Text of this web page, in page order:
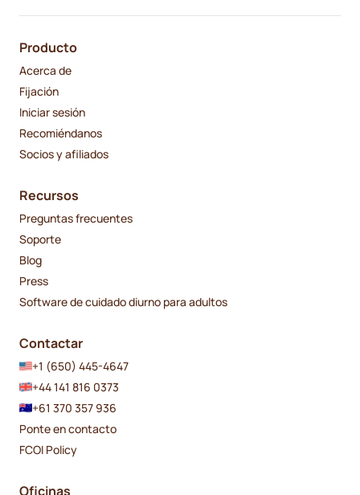
Producto
Acerca de
Fijación
Iniciar sesión
Recomiéndanos
Socios y afiliados
Recursos
Preguntas frecuentes
Soporte
Blog
Press
Software de cuidado diurno para adultos
Contactar
+1 (650) 445-4647
+44 141 816 0373
+61 370 357 936
Ponte en contacto
FCOI Policy
Oficinas